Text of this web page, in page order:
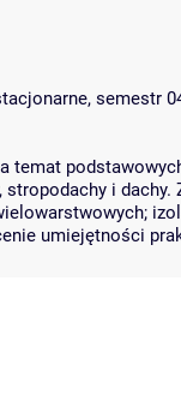
semestr
temat
stropodachy i
umiejętności